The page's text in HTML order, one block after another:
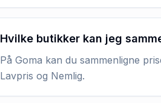
Hvilke butikker kan jeg
På Goma kan du sammenligne
Lavpris og Nemlig.